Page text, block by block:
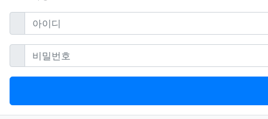
아이디필수
비밀번호필수